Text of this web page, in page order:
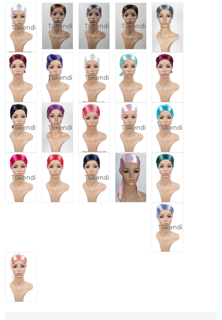
Tükendi Tükendi Tükendi Tükendi
Tükendi Tükendi
Tükendi Tükendi Tükendi Tükendi
Tükendi Tükendi
Tükendi